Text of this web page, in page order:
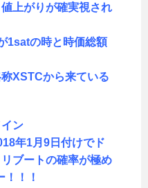
上がりが確実視され
1satの時と時価総額
XSTCから来ている
ン
年1月9日付けでド
ブートの確率が極め
！！